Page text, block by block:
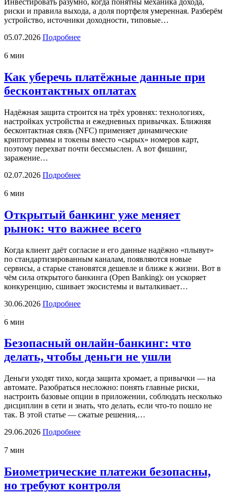
риски и правила выхода, а доля портфеля умеренная. Разберём
устройство, источники доходности, типовые…
05.07.2026 Подробнее
6 мин
Как уберечь платёжные данные при
бесконтактных оплатах
Надёжная защита строится на трёх уровнях: технологиях,
настройках устройства и ежедневных привычках. Ближняя
бесконтактная связь (NFC) применяет динамические
криптограммы и токены вместо «сырых» номеров карт,
поэтому перехват почти бессмыслен. А вот фишинг,
заражение…
02.07.2026 Подробнее
6 мин
Открытый банкинг уже меняет
рынок: что важнее всего
Когда клиент даёт согласие и его данные надёжно «плывут»
по стандартизированным каналам, появляются новые
сервисы, а старые становятся дешевле и ближе к жизни. Вот в
чём сила открытого банкинга (Open Banking): он ускоряет
конкуренцию, сшивает экосистемы и выталкивает…
30.06.2026 Подробнее
6 мин
Безопасный онлайн-банкинг: что
делать, чтобы деньги не ушли
Деньги уходят тихо, когда защита хромает, а привычки — на
автомате. Разобраться несложно: понять главные риски,
настроить базовые опции в приложении, соблюдать несколько
дисциплин в сети и знать, что делать, если что-то пошло не
так. В этой статье — сжатые решения,…
29.06.2026 Подробнее
7 мин
Биометрические платежи безопасны,
но требуют контроля